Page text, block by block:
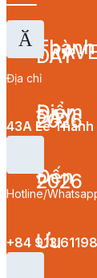
Địa chỉ
43A Lê Thánh
Hotline/
+84 913